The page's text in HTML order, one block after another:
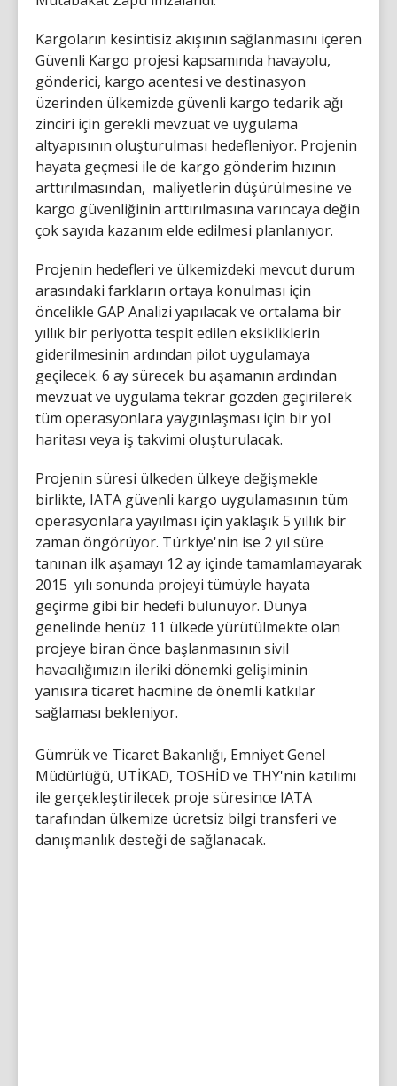
Kargoların kesintisiz akışının sağlanmasını içeren
Güvenli Kargo projesi kapsamında havayolu,
gönderici, kargo acentesi ve destinasyon
üzerinden ülkemizde güvenli kargo tedarik ağı
zinciri için gerekli mevzuat ve uygulama
altyapısının oluşturulması hedefleniyor. Projenin
hayata geçmesi ile de kargo gönderim hızının
arttırılmasından, maliyetlerin düşürülmesine ve
kargo güvenliğinin arttırılmasına varıncaya değin
çok sayıda kazanım elde edilmesi planlanıyor.
Projenin hedefleri ve ülkemizdeki mevcut durum
arasındaki farkların ortaya konulması için
öncelikle GAP Analizi yapılacak ve ortalama bir
yıllık bir periyotta tespit edilen eksikliklerin
giderilmesinin ardından pilot uygulamaya
geçilecek. 6 ay sürecek bu aşamanın ardından
mevzuat ve uygulama tekrar gözden geçirilerek
tüm operasyonlara yaygınlaşması için bir yol
haritası veya iş takvimi oluşturulacak.
Projenin süresi ülkeden ülkeye değişmekle
birlikte, IATA güvenli kargo uygulamasının tüm
operasyonlara yayılması için yaklaşık 5 yıllık bir
zaman öngörüyor. Türkiye'nin ise 2 yıl süre
tanınan ilk aşamayı 12 ay içinde tamamlamayarak
2015 yılı sonunda projeyi tümüyle hayata
geçirme gibi bir hedefi bulunuyor. Dünya
genelinde henüz 11 ülkede yürütülmekte olan
projeye biran önce başlanmasının sivil
havacılığımızın ileriki dönemki gelişiminin
yanısıra ticaret hacmine de önemli katkılar
sağlaması bekleniyor.
Gümrük ve Ticaret Bakanlığı, Emniyet Genel
Müdürlüğü, UTİKAD, TOSHİD ve THY'nin katılımı
ile gerçekleştirilecek proje süresince IATA
tarafından ülkemize ücretsiz bilgi transferi ve
danışmanlık desteği de sağlanacak.